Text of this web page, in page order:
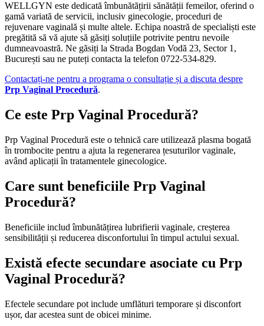
WELLGYN este dedicată îmbunătățirii sănătății femeilor, oferind o
gamă variată de servicii, inclusiv ginecologie, proceduri de
rejuvenare vaginală și multe altele. Echipa noastră de specialiști este
pregătită să vă ajute să găsiți soluțiile potrivite pentru nevoile
dumneavoastră. Ne găsiți la Strada Bogdan Vodă 23, Sector 1,
București sau ne puteți contacta la telefon 0722-534-829.
Contactați-ne pentru a programa o consultație și a discuta despre
Prp Vaginal Procedură.
Ce este Prp Vaginal Procedură?
Prp Vaginal Procedură este o tehnică care utilizează plasma bogată
în trombocite pentru a ajuta la regenerarea țesuturilor vaginale,
având aplicații în tratamentele ginecologice.
Care sunt beneficiile Prp Vaginal
Procedură?
Beneficiile includ îmbunătățirea lubrifierii vaginale, creșterea
sensibilității și reducerea disconfortului în timpul actului sexual.
Există efecte secundare asociate cu Prp
Vaginal Procedură?
Efectele secundare pot include umflături temporare și disconfort
ușor, dar acestea sunt de obicei minime.